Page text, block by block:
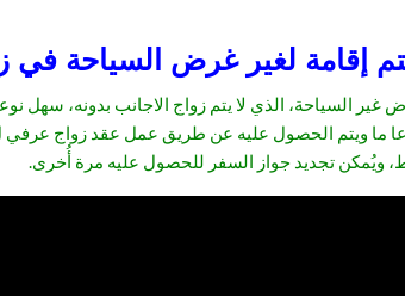
إقامة لغير غرض السياحة في
السياحة، الذي لا يتم زواج الاجانب بدونه، سهل
ما ويتم الحصول عليه عن طريق عمل عقد زواج عرفي
ويُمكن تجديد جواز السفر للحصول عليه مرة أُخرى.